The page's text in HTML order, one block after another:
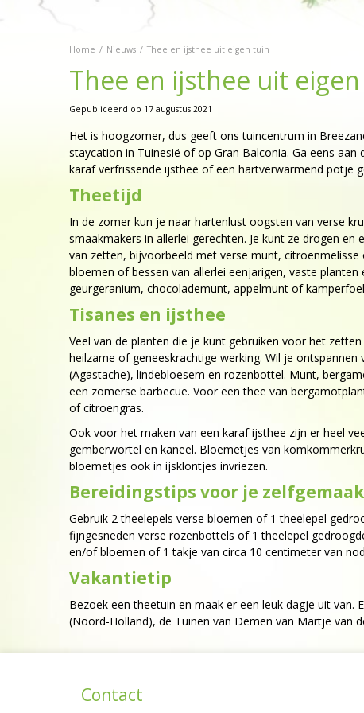
Home Nieuws Thee en ijsthee uit eigen tuin
Thee en ijsthee uit
Gepubliceerd op 17 augustus 2021
Het is hoogzomer, dus geeft ons tuincentrum in
staycation in Tuinesië of op Gran Balconia. Ga eens
karaf verfrissende ijsthee of een hartverwarmend potje
Theetijd
In de zomer kun je naar hartenlust oogsten van verse
smaakmakers in allerlei gerechten. Je kunt ze drogen
van zetten, bijvoorbeeld met verse munt,
bloemen of bessen van allerlei eenjarigen, vaste
geurgeranium, chocolademunt, appelmunt of
Tisanes en ijsthee
Veel van de planten die je kunt gebruiken voor het
heilzame of geneeskrachtige werking. Wil je
(Agastache), lindebloesem en rozenbottel. Munt,
een zomerse barbecue. Voor een thee van
of citroengras.
Ook voor het maken van een karaf ijsthee zijn er heel
gemberwortel en kaneel. Bloemetjes van
bloemetjes ook in ijsklontjes invriezen.
Bereidingstips voor je
Gebruik 2 theelepels verse bloemen of 1 theelepel
fijngesneden verse rozenbottels of 1 theelepel
en/of bloemen of 1 takje van circa 10 centimeter van
Vakantietip
Bezoek een theetuin en maak er een leuk dagje uit van.
(Noord-Holland), de Tuinen van Demen van Martje van
Contact